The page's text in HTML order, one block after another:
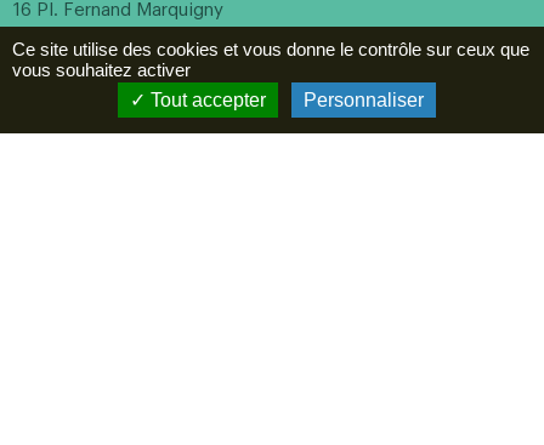
16 Pl. Fernand Marquigny
+33 (0)3 23 96 55 10
Incontournables
Ce site utilise des cookies et vous donne le contrôle sur ceux que
vous souhaitez activer
Tout accepter
Personnaliser